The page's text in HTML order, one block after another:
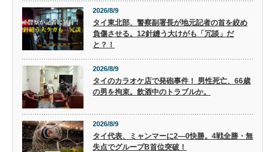
2026/8/9
タイ東北部、警察副署長が地元記者の首を絞め
負傷させる。12針縫う大けがも「冗談」だ
と？！
2026/8/9
タイのカラオケ店で発砲事件！ 男性死亡、66歳
の男を拘束。飲酒中のトラブルか。
2026/8/9
タイ代表、ミャンマーに2―0快勝。4戦全勝・無
失点でグループB首位突破！